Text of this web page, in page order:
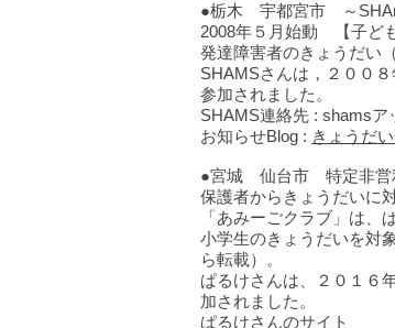
●栃木 宇都宮市 ～
2008年５月始動 【子ど
発達障害者のきょうだい
SHAMSさんは，２００
参加されました。
SHAMS連絡先 : shams
お知らせBlog : きょうだ
●宮城 仙台市 特定非営
保護者からきょうだいに
「あみーごクラブ」は
小学生のきょうだいを対
ら転載）。
ぱるけさんは、２０１６
加されました。
ぱるけさんのサイト